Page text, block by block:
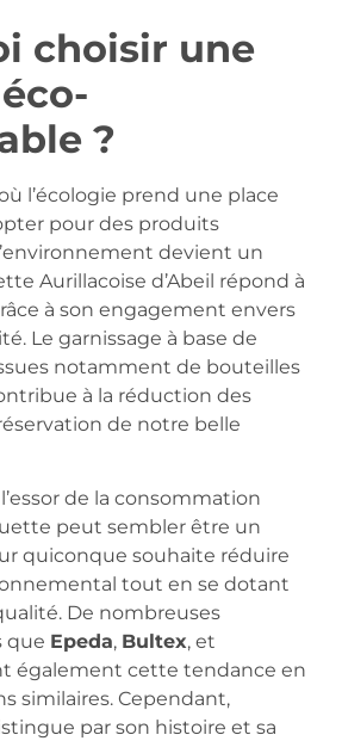
choisir une
?
l’écologie prend une place
pour des produits
devient un
Aurillacoise d’Abeil répond à
à son engagement envers
Le garnissage à base de
notamment de bouteilles
à la réduction des
de notre belle
de la consommation
peut sembler être un
quiconque souhaite réduire
tout en se dotant
De nombreuses
que Epeda, Bultex, et
également cette tendance en
similaires. Cependant,
par son histoire et sa